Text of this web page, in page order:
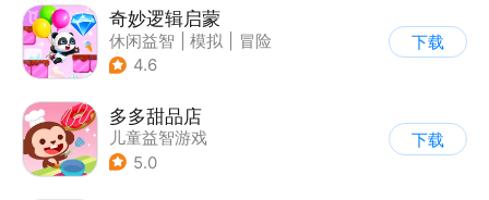
奇妙逻辑启蒙
休闲益智 模拟
冒险
| 宝宝巴士
4.6
下载
多多甜品店
儿童益智游戏
5.0
下载